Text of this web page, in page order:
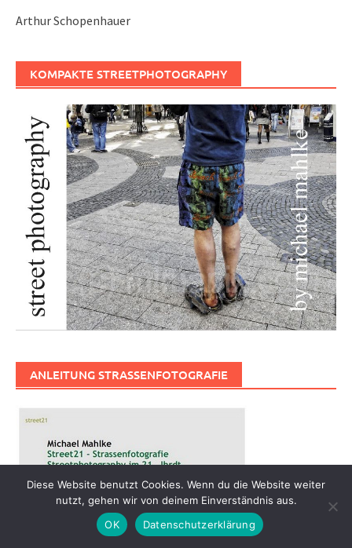
Arthur Schopenhauer
KOMPAKTE STREETPHOTOGRAPHY
ANLEITUNG STRASSENFOTOGRAFIE
Diese Website benutzt Cookies. Wenn du die Website weiter
nutzt, gehen wir von deinem Einverständnis aus.
OK
Datenschutzerklärung